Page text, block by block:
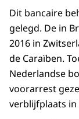
Dit bancaire
gelegd. De in
2016 in
de Caraïben.
Nederlandse
voorarrest
verblijfplaats in